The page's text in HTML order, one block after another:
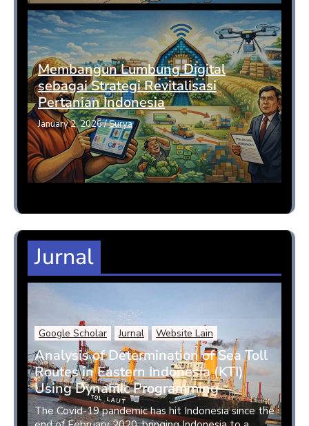
Membangun Lumbung Digital
sebagai Strategi Revitalisasi
Pertanian Indonesia
January 2, 2026/Surya
Jurnal
Google Scholar Jurnal Website Lain
Analysis of Determination of Sea Toll
Routes in Eastern Indonesia (KTI)
Using Dynamic Programming
The Covid-19 pandemic has hit Indonesia since the